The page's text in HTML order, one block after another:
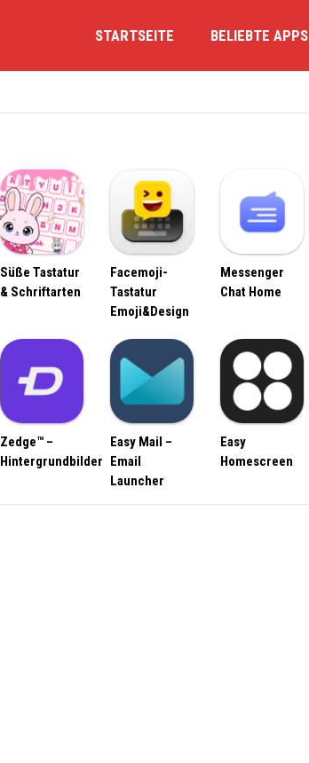
STARTSEITE BELIEBTE APPS
Süße Tastatur
& Schriftarten
Facemoji-
Tastatur
Emoji&Design
Messenger
Chat Home
Zedge™ –
Hintergrundbilder
Easy Mail –
Email
Launcher
Easy
Homescreen